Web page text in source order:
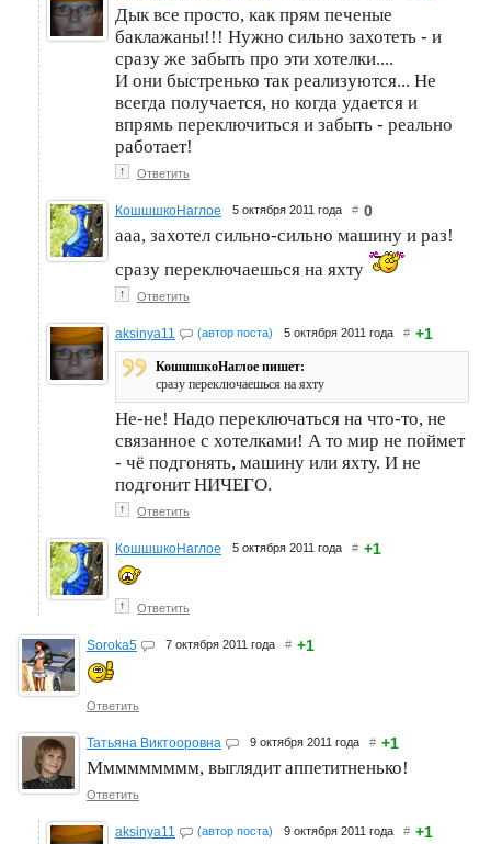
Дык все просто, как прям печеные
баклажаны!!! Нужно сильно захотеть - и
сразу же забыть про эти хотелки....
И они быстренько так реализуются... Не
всегда получается, но когда удается и
впрямь переключиться и забыть - реально
работает!
↑ Ответить
КошшшкоНаглое 5 октября 2011 года # 0
ааа, захотел сильно-сильно машину и раз!
сразу переключаешься на яхту
↑ Ответить
aksinya11 (автор поста) 5 октября 2011 года # +1
КошшшкоНаглое пишет:
сразу переключаешься на яхту
Не-не! Надо переключаться на что-то, не
связанное с хотелками! А то мир не поймет
- чё подгонять, машину или яхту. И не
подгонит НИЧЕГО.
↑ Ответить
КошшшкоНаглое 5 октября 2011 года # +1
↑ Ответить
Soroka5 7 октября 2011 года # +1
Ответить
Татьяна Виктооровна 9 октября 2011 года # +1
Ммммммммм, выглядит аппетитненько!
Ответить
aksinya11 (автор поста) 9 октября 2011 года # +1